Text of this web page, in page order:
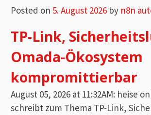
Posted on 5. August 2026 by n8n
TP-Link,
Omada-Ökosystem
kompromittierbar
August 05, 2026 at 11:32AM: heise
schreibt zum Thema TP-Link,